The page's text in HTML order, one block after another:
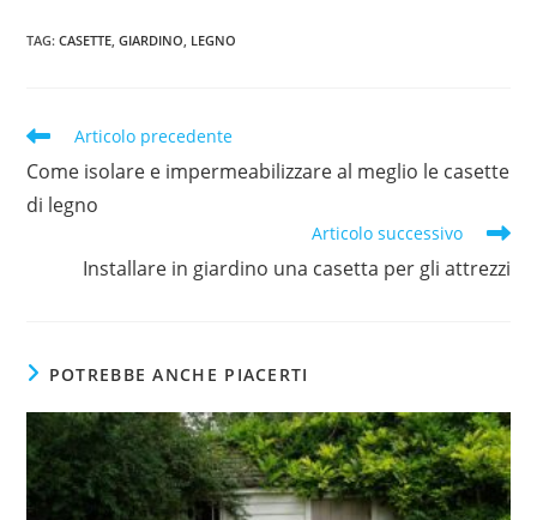
TAG:CASETTE GIARDINO LEGNO
Articolo precedente
Come isolare e impermeabilizzare al meglio le casette
di legno
Articolo successivo
Installare in giardino una casetta per gli attrezzi
POTREBBE ANCHE PIACERTI